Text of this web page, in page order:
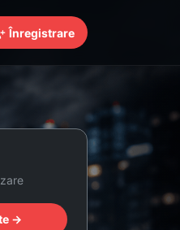
Înregistrare
→